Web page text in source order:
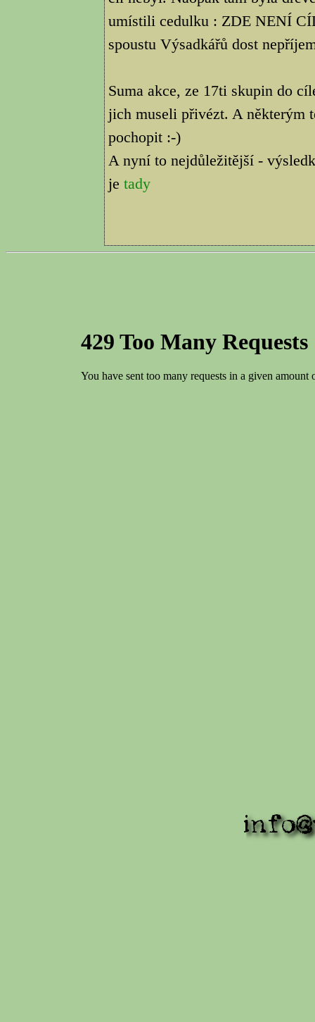
umístili cedulku : ZDE NENÍ
spoustu Výsadkářů dost
Suma akce, ze 17ti skupin do
jich museli přivézt. A některým
pochopit :-)
A nyní to nejdůležitější -
je tady